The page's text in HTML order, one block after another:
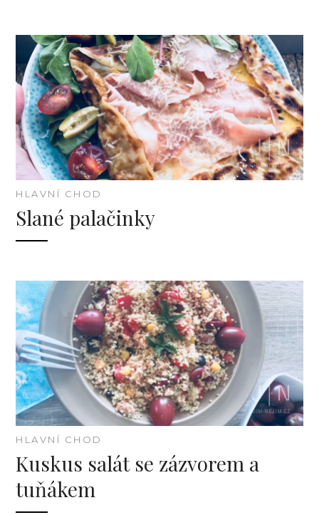
HLAVNÍ CHOD
Slané palačinky
HLAVNÍ CHOD
Kuskus salát se zázvorem a
tuňákem